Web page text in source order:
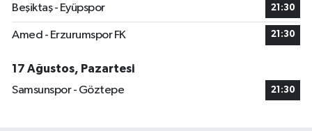
Beşiktaş - Eyüpspor 21:30
Amed - Erzurumspor FK 21:30
17 Ağustos, Pazartesi
Samsunspor - Göztepe
21:30